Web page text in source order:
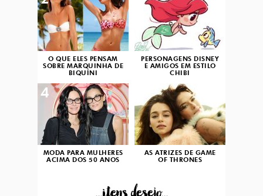
O QUE ELES PENSAM
SOBRE MARQUINHA DE
BIQUÍNI
PERSONAGENS DISNEY
E AMIGOS EM ESTILO
CHIBI
MODA PARA MULHERES
ACIMA DOS 50 ANOS
4
AS ATRIZES DE GAME
OF THRONES